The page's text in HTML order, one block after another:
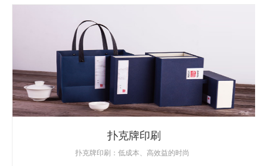
扑克牌印刷
扑克牌印刷：低成本、高效益的时尚